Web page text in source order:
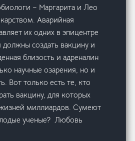
– Маргарита и Лео
Аварийная
их одних в эпицентре
создать вакцину и
близость и адреналин
научные озарения, но и
Вот только есть те, кто
вакцину, для которых
миллиардов. Сумеют
ученые? Любовь